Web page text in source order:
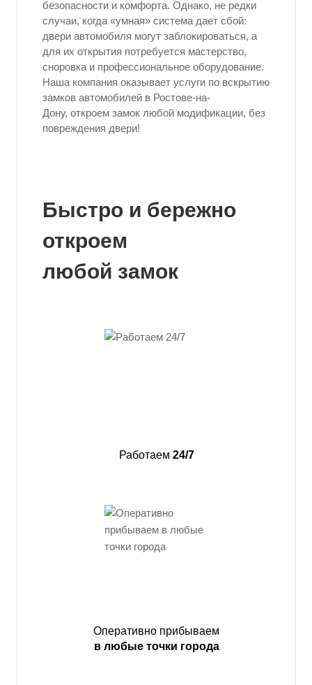
безопасности и комфорта. Однако, не редки
случаи, когда «умная» система дает сбой:
двери автомобиля могут заблокироваться, а
для их открытия потребуется мастерство,
сноровка и профессиональное оборудование.
Наша компания оказывает услуги по вскрытию
замков автомобилей в Ростове-на-
Дону, откроем замок любой модификации, без
повреждения двери!
Быстро и бережно
откроем
любой замок
Работаем 24/7
Оперативно прибываем
в любые точки города